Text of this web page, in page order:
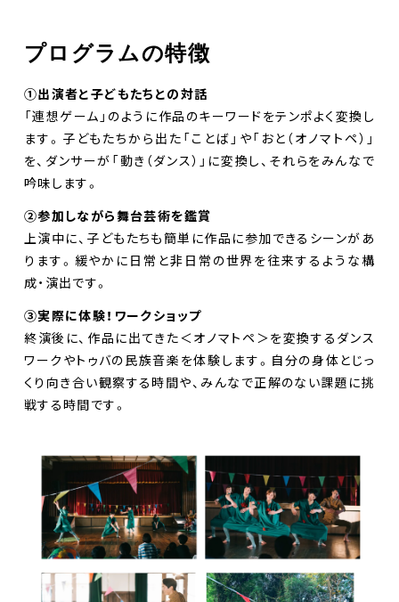
プログラムの特徴
➀出演者と子どもたちとの対話
「連想ゲーム」のように作品のキーワードをテンポよく変換し
ます。子どもたちから出た「ことば」や「おと（オノマトペ）」
を、ダンサーが「動き（ダンス）」に変換し、それらをみんなで
吟味します。
②参加しながら舞台芸術を鑑賞
上演中に、子どもたちも簡単に作品に参加できるシーンがあ
ります。緩やかに日常と非日常の世界を往来するような構
成・演出です。
③実際に体験！ワークショップ
終演後に、作品に出てきた＜オノマトペ＞を変換するダンス
ワークやトゥバの民族音楽を体験します。自分の身体とじっ
くり向き合い観察する時間や、みんなで正解のない課題に挑
戦する時間です。